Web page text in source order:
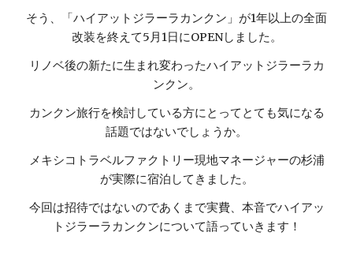
そう、「ハイアットジラーラカンクン」が1年以上の全面
改装を終えて5月1日にOPENしました。
リノベ後の新たに生まれ変わったハイアットジラーラカ
ンクン。
カンクン旅行を検討している方にとってとても気になる
話題ではないでしょうか。
メキシコトラベルファクトリー現地マネージャーの杉浦
が実際に宿泊してきました。
今回は招待ではないのであくまで実費、本音でハイアッ
トジラーラカンクンについて語っていきます！